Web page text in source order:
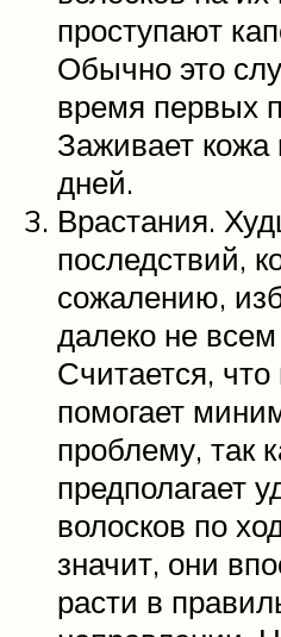
проступают
Обычно это
время первых
Заживает
дней.
Врастания.
последствий,
сожалению,
далеко не
Считается, что
помогает
проблему, так
предполагает
волосков по
значит, они
расти в